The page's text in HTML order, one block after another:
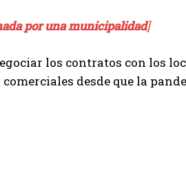
por una municipalidad]
los contratos con los
desde que la